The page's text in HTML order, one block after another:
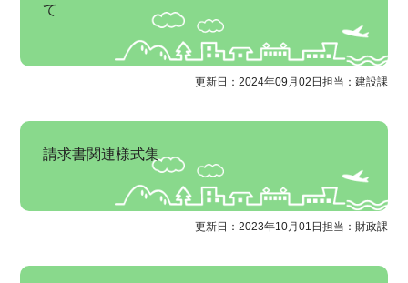
て
更新日：2024年09月02日 担当：建設課
請求書関連様式集
更新日：2023年10月01日 担当：財政課